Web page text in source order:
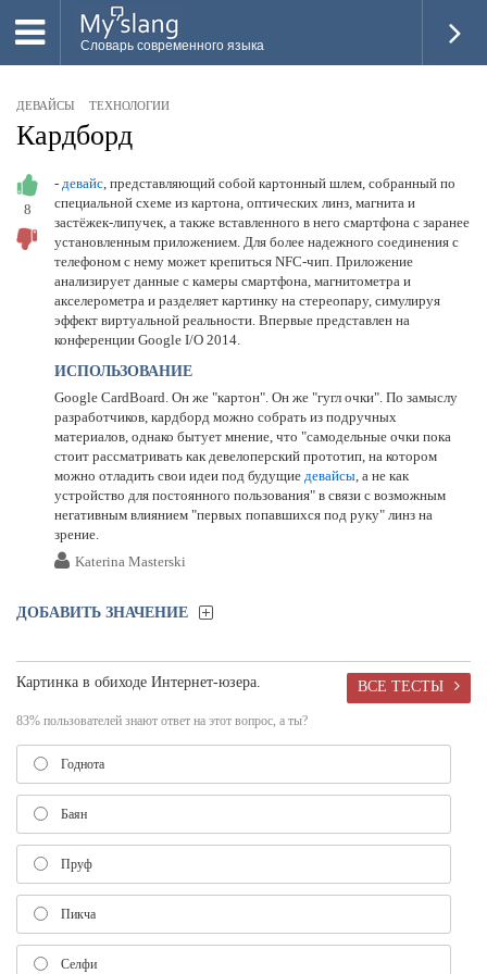
Словарь современного языка
НОВОЕ
ПОПУЛЯРНОЕ
ПРОВЕРИТЬ ЗНАНИЯ
ДОБАВИТЬ СЛОВО
ПРОСВЕТИТЕЛИ
ВОЙТИ
ДЕВАЙСЫ ТЕХНОЛОГИИ
Кардборд
8
- девайс, представляющий собой картонный шлем, собранный по
специальной схеме из картона, оптических линз, магнита и
застёжек-липучек, а также вставленного в него смартфона с заранее
установленным приложением. Для более надежного соединения с
телефоном с нему может крепиться NFC-чип. Приложение
анализирует данные с камеры смартфона, магнитометра и
акселерометра и разделяет картинку на стереопару, симулируя
эффект виртуальной реальности. Впервые представлен на
конференции Google I/O 2014.
ИСПОЛЬЗОВАНИЕ
Google CardBoard. Он же "картон". Он же "гугл очки". По замыслу
разработчиков, кардборд можно собрать из подручных
материалов, однако бытует мнение, что "самодельные очки пока
стоит рассматривать как девелоперский прототип, на котором
можно отладить свои идеи под будущие девайсы, а не как
устройство для постоянного пользования" в связи с возможным
негативным влиянием "первых попавшихся под руку" линз на
зрение.
Katerina Masterski
ДОБАВИТЬ ЗНАЧЕНИЕ
ВСЕ ТЕСТЫ
Картинка в обиходе Интернет-юзера.
83% пользователей знают ответ на этот вопрос, а ты?
Годнота
Баян
Пруф
Пикча
Селфи